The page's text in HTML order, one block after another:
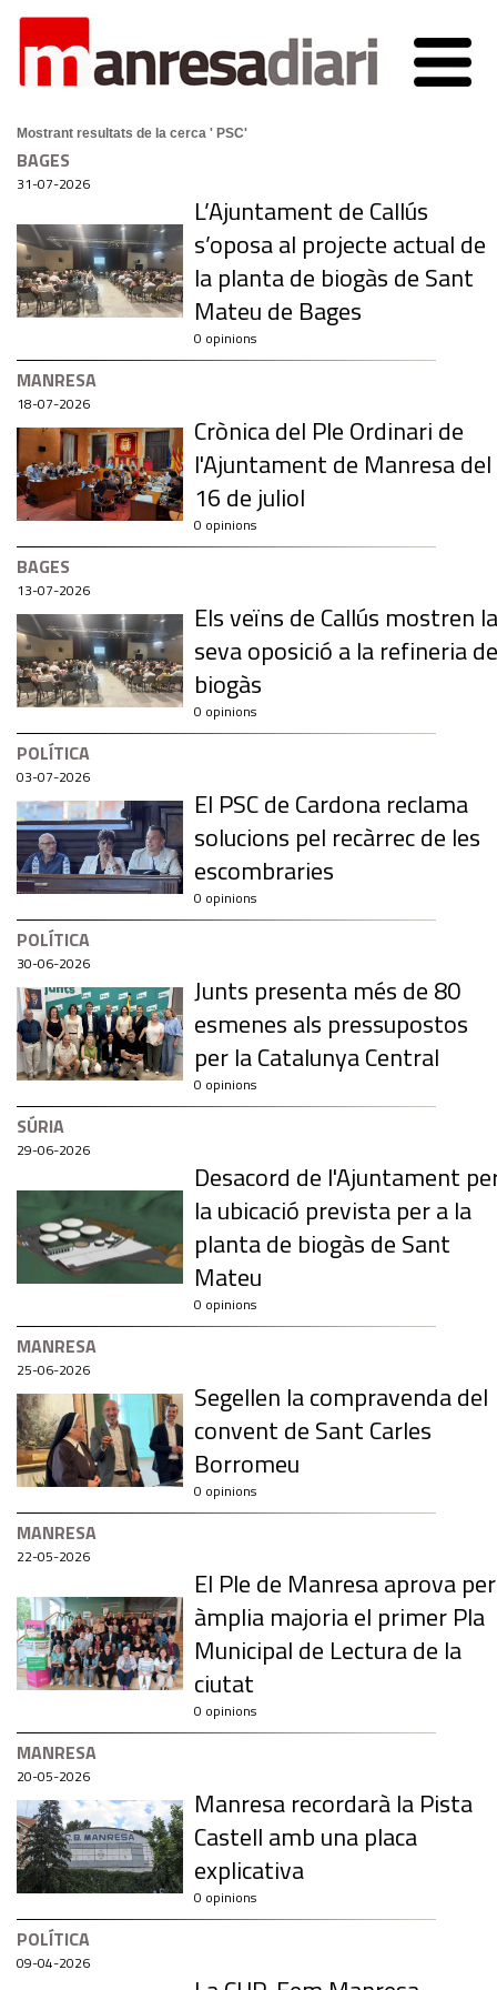
Mostrant resultats de la cerca ' PSC'
BAGES
31-07-2026
L’Ajuntament de Callús
s’oposa al projecte actual de
la planta de biogàs de Sant
Mateu de Bages
0 opinions
MANRESA
18-07-2026
Crònica del Ple Ordinari de
l'Ajuntament de Manresa del
16 de juliol
0 opinions
BAGES
13-07-2026
Els veïns de Callús mostren la
seva oposició a la refineria de
biogàs
0 opinions
POLÍTICA
03-07-2026
El PSC de Cardona reclama
solucions pel recàrrec de les
escombraries
0 opinions
POLÍTICA
30-06-2026
Junts presenta més de 80
esmenes als pressupostos
per la Catalunya Central
0 opinions
SÚRIA
29-06-2026
Desacord de l'Ajuntament
la ubicació prevista per a la
planta de biogàs de Sant
Mateu
0 opinions
MANRESA
25-06-2026
Segellen la compravenda del
convent de Sant Carles
Borromeu
0 opinions
MANRESA
22-05-2026
El Ple de Manresa aprova per
àmplia majoria el primer Pla
Municipal de Lectura de la
ciutat
0 opinions
MANRESA
20-05-2026
Manresa recordarà la Pista
Castell amb una placa
explicativa
0 opinions
POLÍTICA
09-04-2026